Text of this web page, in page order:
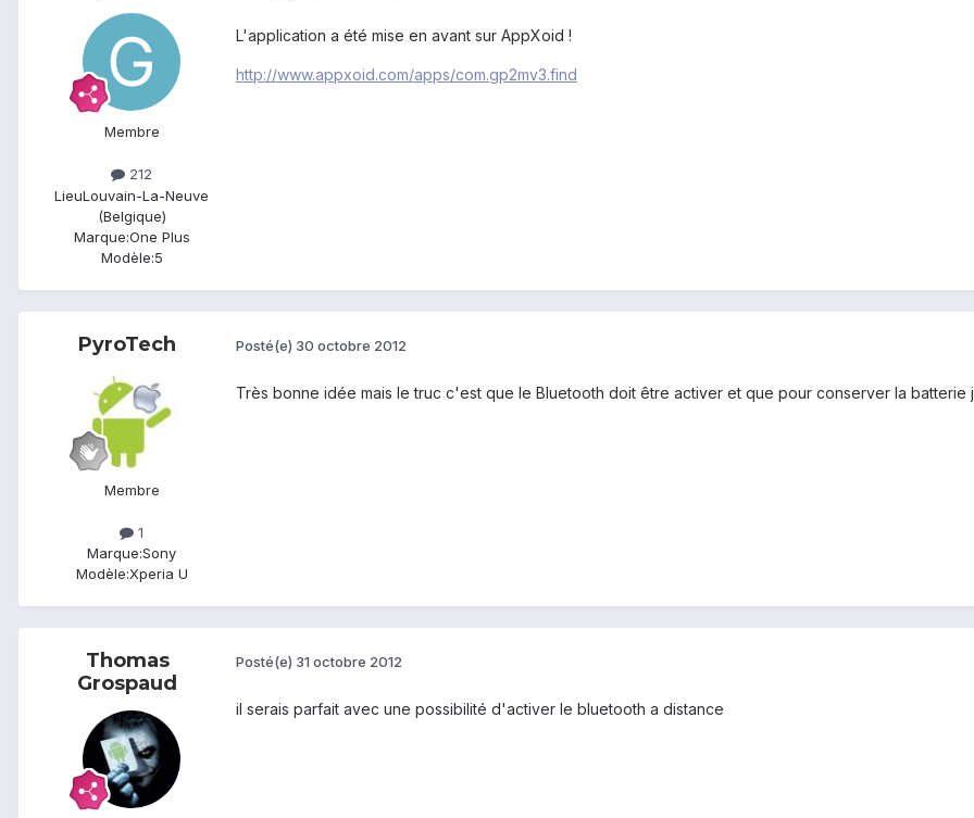
Membre
212
LieuLouvain-La-Neuve
(Belgique)
Marque:One Plus
Modèle:5
L'application a été mise en avant sur AppXoid !
http://www.appxoid.com/apps/com.gp2mv3.find
PyroTech
Membre
1
Marque:Sony
Modèle:Xperia U
Posté(e) 30 octobre 2012
Très bonne idée mais le truc c'est que le Bluetooth doit être activer et que pour conserver la batterie
Thomas
Grospaud
Posté(e) 31 octobre 2012
il serais parfait avec une possibilité d'activer le bluetooth a distance